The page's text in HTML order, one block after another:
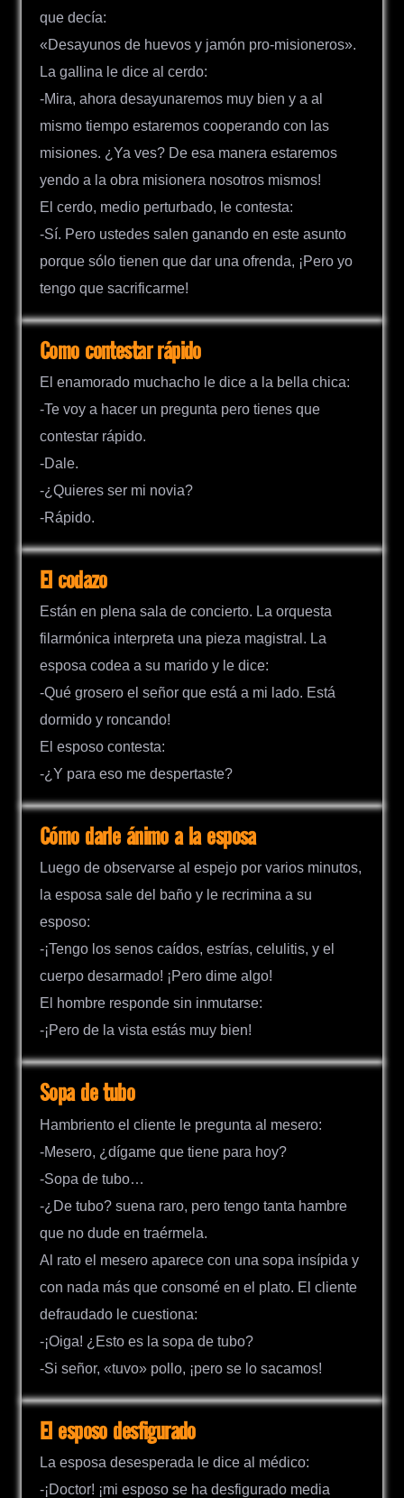
que decía:
«Desayunos de huevos y jamón pro-misioneros».
La gallina le dice al cerdo:
-Mira, ahora desayunaremos muy bien y a al
mismo tiempo estaremos cooperando con las
misiones. ¿Ya ves? De esa manera estaremos
yendo a la obra misionera nosotros mismos!
El cerdo, medio perturbado, le contesta:
-Sí. Pero ustedes salen ganando en este asunto
porque sólo tienen que dar una ofrenda, ¡Pero yo
tengo que sacrificarme!
Como contestar rápido
El enamorado muchacho le dice a la bella chica:
-Te voy a hacer un pregunta pero tienes que
contestar rápido.
-Dale.
-¿Quieres ser mi novia?
-Rápido.
El codazo
Están en plena sala de concierto. La orquesta
filarmónica interpreta una pieza magistral. La
esposa codea a su marido y le dice:
-Qué grosero el señor que está a mi lado. Está
dormido y roncando!
El esposo contesta:
-¿Y para eso me despertaste?
Cómo darle ánimo a la esposa
Luego de observarse al espejo por varios minutos,
la esposa sale del baño y le recrimina a su
esposo:
-¡Tengo los senos caídos, estrías, celulitis, y el
cuerpo desarmado! ¡Pero dime algo!
El hombre responde sin inmutarse:
-¡Pero de la vista estás muy bien!
Sopa de tubo
Hambriento el cliente le pregunta al mesero:
-Mesero, ¿dígame que tiene para hoy?
-Sopa de tubo…
-¿De tubo? suena raro, pero tengo tanta hambre
que no dude en traérmela.
Al rato el mesero aparece con una sopa insípida y
con nada más que consomé en el plato. El cliente
defraudado le cuestiona:
-¡Oiga! ¿Esto es la sopa de tubo?
-Si señor, «tuvo» pollo, ¡pero se lo sacamos!
El esposo desfigurado
La esposa desesperada le dice al médico:
-¡Doctor! ¡mi esposo se ha desfigurado media